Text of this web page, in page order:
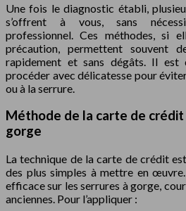
Une fois le diagnostic établi,
s’offrent à vous, sans
professionnel. Ces méthodes, si
précaution, permettent souvent
rapidement et sans dégâts. Il est
procéder avec délicatesse pour
ou à la serrure.
Méthode de la carte de
gorge
La technique de la carte de crédit
des plus simples à mettre en
efficace sur les serrures à gorge,
anciennes. Pour l’appliquer :